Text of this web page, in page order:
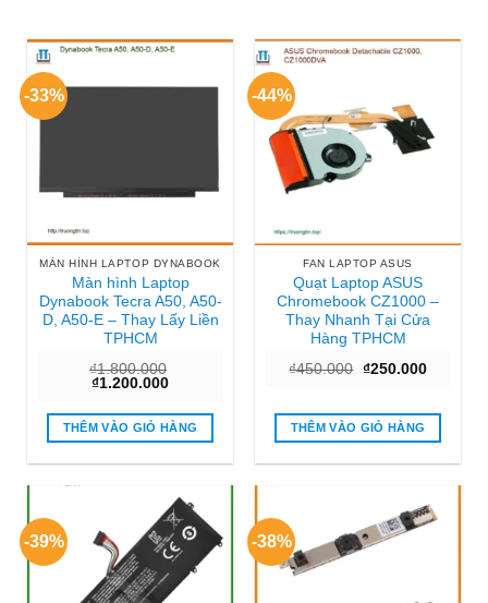
-33%
MÀN HÌNH LAPTOP DYNABOOK
Màn hình Laptop
Dynabook Tecra A50, A50-
D, A50-E – Thay Lấy Liền
TPHCM
₫1.800.000
Giá
là:
₫1.800.000.
₫1.200.000Giá
tại
là:
₫1.200.000.
THÊM VÀO GIỎ HÀNG
-44%
FAN LAPTOP ASUS
Quạt Laptop ASUS
Chromebook CZ1000 –
Thay Nhanh Tại Cửa
Hàng TPHCM
₫450.000 Giá
₫450.000.
₫250.000Giá
là:
THÊM VÀO GIỎ HÀNG
-39% -38%